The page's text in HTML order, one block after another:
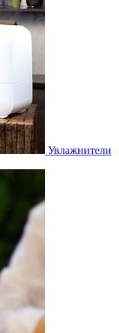
Увлажнители